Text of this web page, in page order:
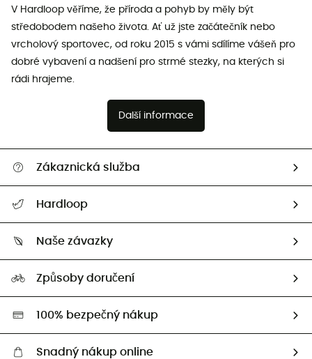
V Hardloop věříme, že příroda a pohyb by měly být
středobodem našeho života. Ať už jste začátečník nebo
vrcholový sportovec, od roku 2015 s vámi sdílíme vášeň pro
dobré vybavení a nadšení pro strmé stezky, na kterých si
rádi hrajeme.
Další informace
Zákaznická služba
Vrácení zboží a peněz
Hardloop
Naši Ambasadoři
Naše závazky
HardGreen
Způsoby doručení
100% bezpečný nákup
Snadný nákup online